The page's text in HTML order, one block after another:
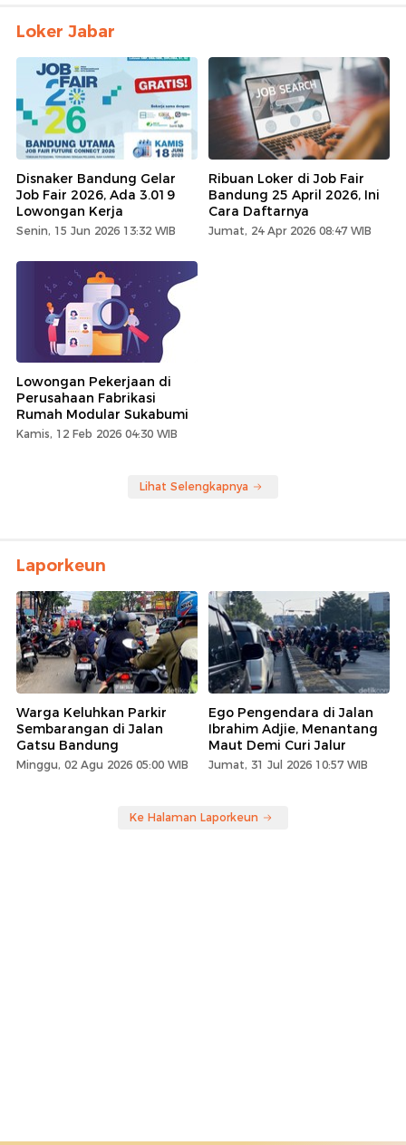
Loker Jabar
Disnaker Bandung Gelar
Job Fair 2026, Ada 3.019
Lowongan Kerja
Senin, 15 Jun 2026 13:32 WIB
Ribuan Loker di Job Fair
Bandung 25 April 2026, Ini
Cara Daftarnya
Jumat, 24 Apr 2026 08:47 WIB
Lowongan Pekerjaan di
Perusahaan Fabrikasi
Rumah Modular Sukabumi
Kamis, 12 Feb 2026 04:30 WIB
Lihat Selengkapnya
Laporkeun
Warga Keluhkan Parkir
Sembarangan di Jalan
Gatsu Bandung
Minggu, 02 Agu 2026 05:00 WIB
Ego Pengendara di Jalan
Ibrahim Adjie, Menantang
Maut Demi Curi Jalur
Jumat, 31 Jul 2026 10:57 WIB
Ke Halaman Laporkeun